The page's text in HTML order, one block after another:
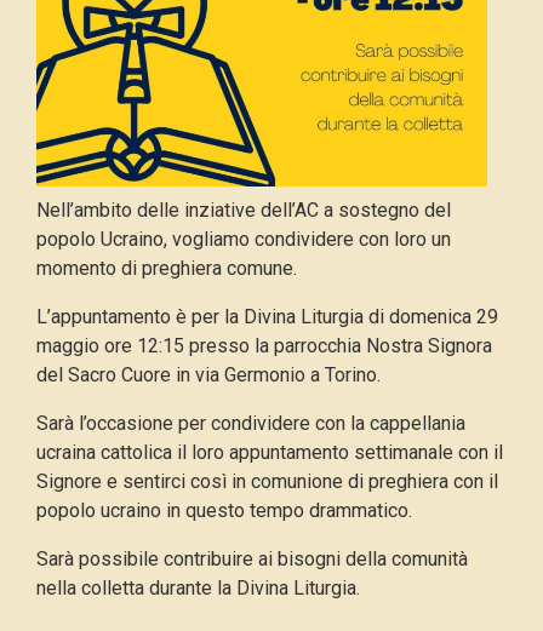
Nell’ambito delle inziative dell’AC a sostegno del
popolo Ucraino, vogliamo condividere con loro un
momento di preghiera comune.
L’appuntamento è per la Divina Liturgia di domenica 29
maggio ore 12:15 presso la parrocchia Nostra Signora
del Sacro Cuore in via Germonio a Torino.
Sarà l’occasione per condividere con la cappellania
ucraina cattolica il loro appuntamento settimanale con il
Signore e sentirci così in comunione di preghiera con il
popolo ucraino in questo tempo drammatico.
Sarà possibile contribuire ai bisogni della comunità
nella colletta durante la Divina Liturgia.